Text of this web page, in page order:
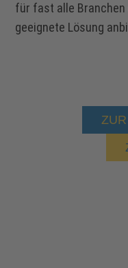
für fast alle Branchen
geeignete Lösung